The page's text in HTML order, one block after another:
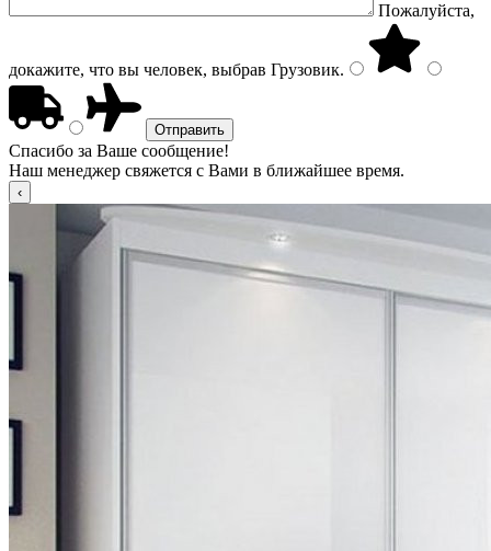
Пожалуйста,
докажите, что вы человек, выбрав Грузовик.
Спасибо за Ваше сообщение!
Наш менеджер свяжется с Вами в ближайшее время.